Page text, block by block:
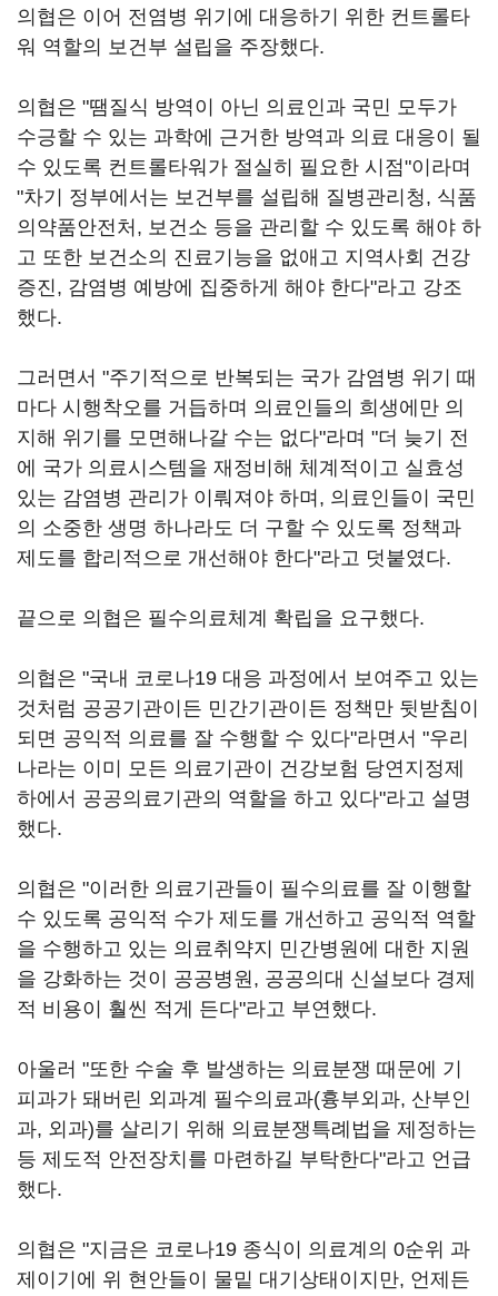
의협은 이어 전염병 위기에 대응하기 위한 컨트롤타
워 역할의 보건부 설립을 주장했다.
의협은 "땜질식 방역이 아닌 의료인과 국민 모두가
수긍할 수 있는 과학에 근거한 방역과 의료 대응이 될
수 있도록 컨트롤타워가 절실히 필요한 시점"이라며
"차기 정부에서는 보건부를 설립해 질병관리청, 식품
의약품안전처, 보건소 등을 관리할 수 있도록 해야 하
고 또한 보건소의 진료기능을 없애고 지역사회 건강
증진, 감염병 예방에 집중하게 해야 한다"라고 강조
했다.
그러면서 "주기적으로 반복되는 국가 감염병 위기 때
마다 시행착오를 거듭하며 의료인들의 희생에만 의
지해 위기를 모면해나갈 수는 없다"라며 "더 늦기 전
에 국가 의료시스템을 재정비해 체계적이고 실효성
있는 감염병 관리가 이뤄져야 하며, 의료인들이 국민
의 소중한 생명 하나라도 더 구할 수 있도록 정책과
제도를 합리적으로 개선해야 한다"라고 덧붙였다.
끝으로 의협은 필수의료체계 확립을 요구했다.
의협은 "국내 코로나19 대응 과정에서 보여주고 있는
것처럼 공공기관이든 민간기관이든 정책만 뒷받침이
되면 공익적 의료를 잘 수행할 수 있다"라면서 "우리
나라는 이미 모든 의료기관이 건강보험 당연지정제
하에서 공공의료기관의 역할을 하고 있다"라고 설명
했다.
의협은 "이러한 의료기관들이 필수의료를 잘 이행할
수 있도록 공익적 수가 제도를 개선하고 공익적 역할
을 수행하고 있는 의료취약지 민간병원에 대한 지원
을 강화하는 것이 공공병원, 공공의대 신설보다 경제
적 비용이 훨씬 적게 든다"라고 부연했다.
아울러 "또한 수술 후 발생하는 의료분쟁 때문에 기
피과가 돼버린 외과계 필수의료과(흉부외과, 산부인
과, 외과)를 살리기 위해 의료분쟁특례법을 제정하는
등 제도적 안전장치를 마련하길 부탁한다"라고 언급
했다.
의협은 "지금은 코로나19 종식이 의료계의 0순위 과
제이기에 위 현안들이 물밑 대기상태이지만, 언제든